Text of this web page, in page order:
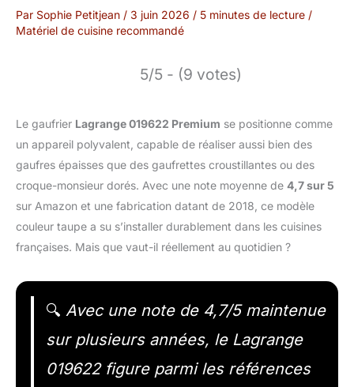
Par Sophie Petitjean / 3 juin 2026 / 5 minutes de lecture /
Matériel de cuisine recommandé
5/5 - (9 votes)
Le gaufrier Lagrange 019622 Premium se positionne comme
un appareil polyvalent, capable de réaliser aussi bien des
gaufres épaisses que des gaufrettes croustillantes ou des
croque-monsieur dorés. Avec une note moyenne de 4,7 sur 5
sur Amazon et une fabrication datant de 2018, ce modèle
couleur taupe a su s’installer durablement dans les cuisines
françaises. Mais que vaut-il réellement au quotidien ?
🔍 Avec une note de 4,7/5 maintenue
sur plusieurs années, le Lagrange
019622 figure parmi les références